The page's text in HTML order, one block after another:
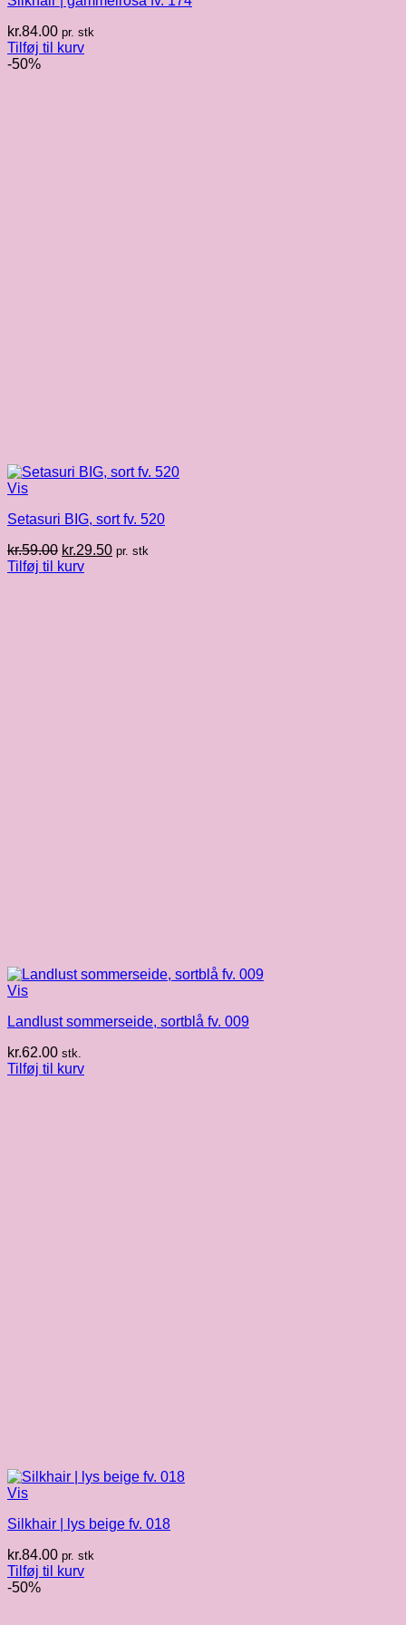
kr.84.00 pr. stk
Tilføj til kurv
-50%
Vis
Setasuri BIG, sort fv. 520
kr.59.00 Den
oprindelige
kr.29.50Den
pr. stk
Tilføj til kurv
Vis
Landlust sommerseide, sortblå fv. 009
kr.62.00 stk.
Tilføj til kurv
Vis
Silkhair | lys beige fv. 018
kr.84.00 pr. stk
Tilføj til kurv
-50%